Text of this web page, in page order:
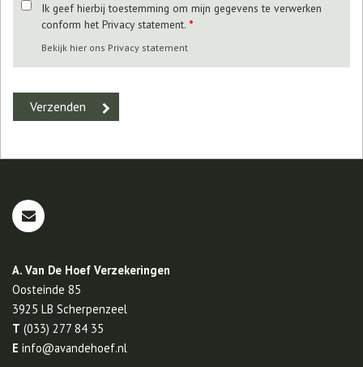
Ik geef hierbij toestemming om mijn gegevens te verwerken
conform het Privacy statement. *
Bekijk hier ons Privacy statement
A. Van De Hoef Verzekeringen
Oosteinde 85
3925 LB Scherpenzeel
T (033) 277 84 35
E info@avandehoef.nl